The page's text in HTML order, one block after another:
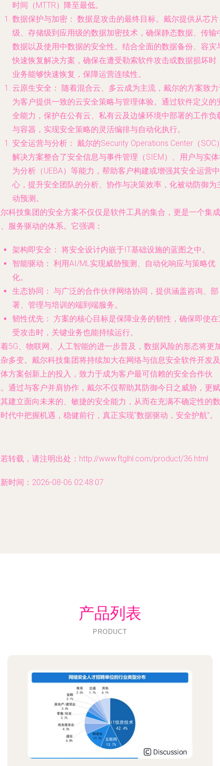
时间（MTTR）降至最低。
数据保护与加密： 数据是攻击的最终目标。戴尔提供从芯片
级、存储级到应用级的数据加密技术，确保静态数据、传输
数据以及使用中数据的安全性。结合全面的数据备份、容灾
快速恢复解决方案，确保在遭受勒索软件攻击或数据损坏时
业务能够快速恢复，保障运营连续性。
云原生安全：
随着混合云、多云成为主流，戴尔的方案致
为客户提供一致的云安全策略与管理体验。通过软件定义的
全能力，保护在公有云、私有云及边缘环境中部署的工作负
与容器，实现安全策略的灵活编排与自动化执行。
安全运营与分析： 戴尔的Security Operations Center（SOC
解决方案整合了安全信息与事件管理（SIEM）、用户与实
为分析（UEBA）等能力，帮助客户构建或增强其安全运营中
心，提升安全团队的分析、协作与决策效率，化被动防御为
动预测。
科技集团的安全方案不仅仅是软件工具的集合，更是一个集成
服务驱动的体系。它强调：
架构即安全： 将安全设计内嵌于IT基础设施的蓝图之中。
智能驱动： 利用AI/ML实现威胁预测、自动化响应与策略优
化。
生态协同： 与广泛的合作伙伴网络协同，提供涵盖咨询、部
署、管理与培训的端到端服务。
韧性优先： 方案的核心目标是保障业务的韧性，确保即使
受攻击时，关键业务也能持续运行。
5G、物联网、人工智能的进一步普及，数据风险的形态将更
多变。戴尔科技集团将持续加大在网络与信息安全软件开发及
方案创新上的投入，致力于成为客户最可信赖的安全合作伙
通过与客户并肩协作，戴尔不仅帮助其防御今日之威胁，更赋
建立面向未来的、敏捷的安全能力，从而在充满不确定性的数
代中把握机遇，稳健前行，真正实现“数据驱动，安全护航”。
转载，请注明出处：http://www.ftglhl.com/product/36.html
时间：2026-08-06 02:48:07
产品列表
PRODUCT